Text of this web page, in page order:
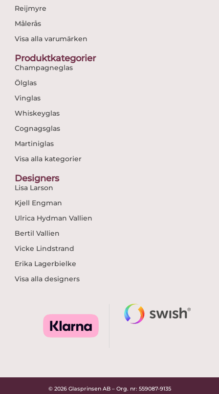
Reijmyre
Målerås
Visa alla varumärken
Produktkategorier
Champagneglas
Ölglas
Vinglas
Whiskeyglas
Cognagsglas
Martiniglas
Visa alla kategorier
Designers
Lisa Larson
Kjell Engman
Ulrica Hydman Vallien
Bertil Vallien
Vicke Lindstrand
Erika Lagerbielke
Visa alla designers
© 2026 Glasprinsen AB – Org. nr: 559087-9135